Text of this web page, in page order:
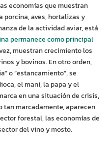
economías que muestran
porcina, aves, hortalizas y
de la actividad aviar, está
permanece como principal
muestran crecimiento los
y bovinos. En otro orden,
o “estancamiento”, se
el maní, la papa y el
en una situación de crisis,
tan marcadamente, aparecen
forestal, las economías de
del vino y mosto.